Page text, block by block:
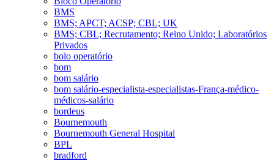
BMS
BMS; APCT; ACSP; CBL; UK
BMS; CBL; Recrutamento; Reino Unido; Laboratórios
Privados
bolo operatório
bom
bom salário
bom salário-especialista-especialistas-França-médico-
médicos-salário
bordeus
Bournemouth
Bournemouth General Hospital
BPL
bradford